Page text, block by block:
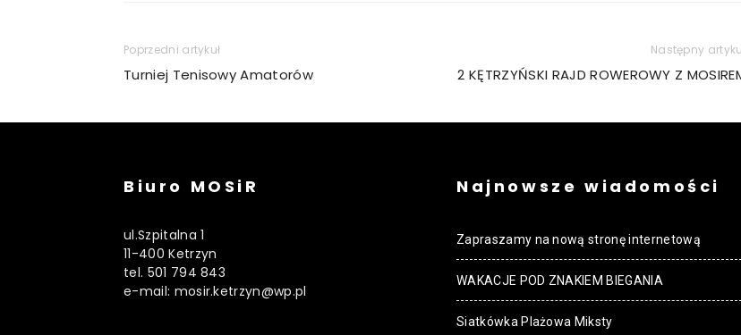
Poprzedni artykuł
Turniej Tenisowy Amatorów
Następny
2 KĘTRZYŃSKI RAJD ROWEROWY Z
Biuro MOSiR
ul.Szpitalna 1
11-400 Ketrzyn
tel. 501 794 843
e-mail: mosir.ketrzyn@wp.pl
Najnowsze wiadomości
Zapraszamy na nową stronę internetową
WAKACJE POD ZNAKIEM BIEGANIA
Siatkówka Plażowa Miksty